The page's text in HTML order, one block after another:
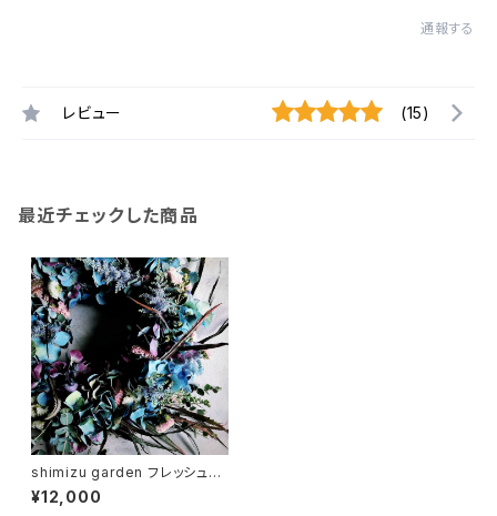
通報する
レビュー (15)
最近チェックした商品
shimizu garden フレッシュ&
ドライ リース
¥12,000